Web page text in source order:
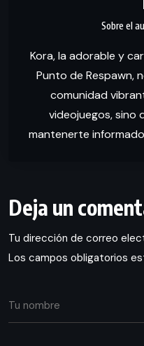
Kora, la adorable y
Punto de Respawn,
comunidad
videojuegos, sino
mantenerte
Deja un
Tu dirección de correo
Los campos obligatorios